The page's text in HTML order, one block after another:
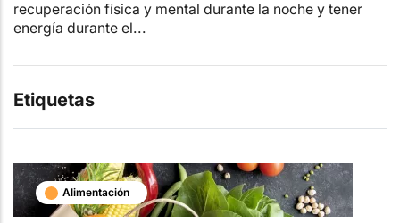
recuperación física y mental durante la noche y tener
energía durante el...
Etiquetas
Alimentación